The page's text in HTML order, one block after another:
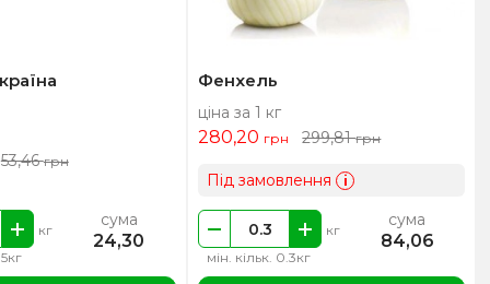
53,46грн
кг сума
24,30
Фенхель
ціна за 1 кг
280,20 грн 299,81грн
Під замовлення i
мін. кільк. 0.3кг
кг сума
84,06